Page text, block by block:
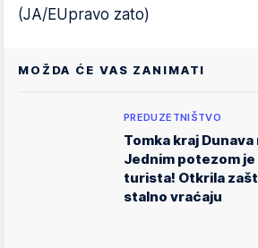
(JA/EUpravo zato)
MOŽDA ĆE VAS ZANIMATI
PREDUZETNIŠTVO
Tomka kraj
Jednim potezom
turista! Otkrila
stalno vraćaju